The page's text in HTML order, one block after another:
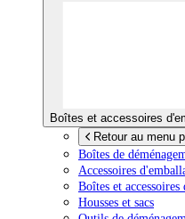
Boîtes et accessoires
Retour au menu
Boîtes de
Accessoires
Boîtes et
Housses et sacs